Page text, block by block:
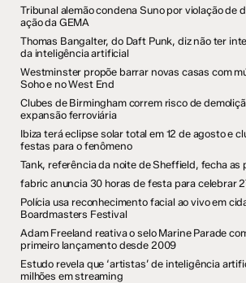
Tribunal alemão condena Suno por violação de
ação da GEMA
Thomas Bangalter, do Daft Punk, diz não ter
da inteligência artificial
Westminster propõe barrar novas casas com
Soho e no West End
Clubes de Birmingham correm risco de
expansão ferroviária
Ibiza terá eclipse solar total em 12 de agosto e
festas para o fenômeno
Tank, referência da noite de Sheffield, fecha as
fabric anuncia 30 horas de festa para celebrar
Polícia usa reconhecimento facial ao vivo em
Boardmasters Festival
Adam Freeland reativa o selo Marine Parade
primeiro lançamento desde 2009
Estudo revela que ‘artistas’ de inteligência
milhões em streaming